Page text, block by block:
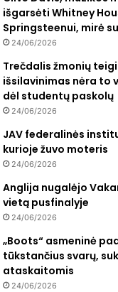
išgarsėti Whitney
Springsteenui, mirė
24/06/2026
Trečdalis žmonių
išsilavinimas nėra to
dėl studentų paskolų
24/06/2026
JAV federalinės
kurioje žuvo moteris
24/06/2026
Anglija nugalėjo
vietą pusfinalyje
24/06/2026
„Boots“ asmeninė
tūkstančius svarų,
ataskaitomis
24/06/2026